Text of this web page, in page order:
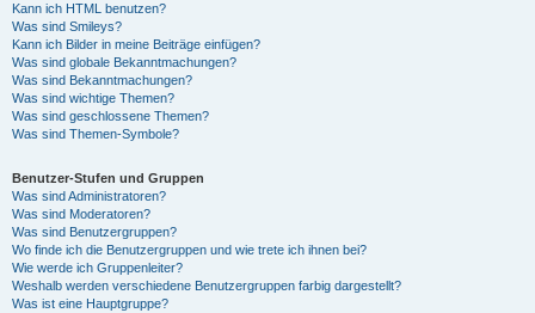
Kann ich HTML benutzen?
Was sind Smileys?
Kann ich Bilder in meine Beiträge einfügen?
Was sind globale Bekanntmachungen?
Was sind Bekanntmachungen?
Was sind wichtige Themen?
Was sind geschlossene Themen?
Was sind Themen-Symbole?
Benutzer-Stufen und Gruppen
Was sind Administratoren?
Was sind Moderatoren?
Was sind Benutzergruppen?
Wo finde ich die Benutzergruppen und wie trete ich ihnen bei?
Wie werde ich Gruppenleiter?
Weshalb werden verschiedene Benutzergruppen farbig dargestellt?
Was ist eine Hauptgruppe?